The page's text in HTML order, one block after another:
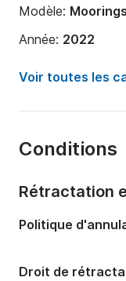
Modèle:
Année: 2022
Capacité à bord:
Nombre de salles
Longueur:
Puissance
Voir toutes les
Conditions
Rétractation
Politique
Droit de